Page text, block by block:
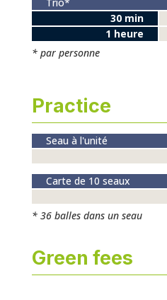
30 min
1 heure
* par personne
Practice
Seau à l'unité
Carte de 10 seaux
* 36 balles dans un seau
Green fees